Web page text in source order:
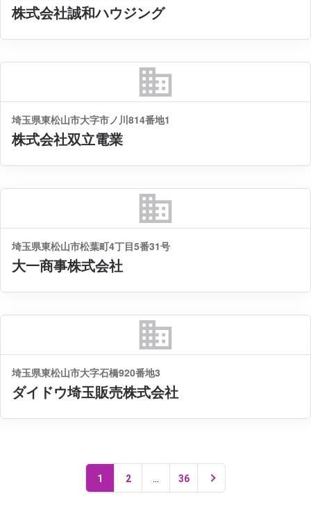
株式会社誠和ハウジング
business
埼玉県東松山市大字市ノ川814番地1
株式会社双立電業
business
埼玉県東松山市松葉町4丁目5番31号
大一商事株式会社
business
埼玉県東松山市大字石橋920番地3
ダイドウ埼玉販売株式会社
1 2 ... 36